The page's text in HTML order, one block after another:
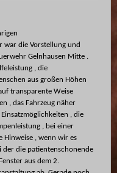
war die Vorstellung und
Gelnhausen Mitte .
, die
aus großen Höhen
transparente Weise
, das Fahrzeug näher
, die
, bei einer
Hinweise , wenn wir es
der die patientenschonende
aus dem 2.